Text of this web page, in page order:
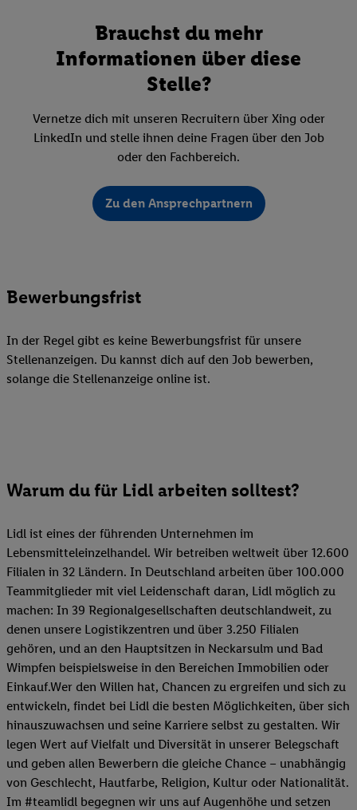
Brauchst du mehr
Informationen über diese
Stelle?
Vernetze dich mit unseren Recruitern über Xing oder
LinkedIn und stelle ihnen deine Fragen über den Job
oder den Fachbereich.
Zu den Ansprechpartnern
Bewerbungsfrist
In der Regel gibt es keine Bewerbungsfrist für unsere
Stellenanzeigen. Du kannst dich auf den Job bewerben,
solange die Stellenanzeige online ist.
Warum du für Lidl arbeiten solltest?
Lidl ist eines der führenden Unternehmen im
Lebensmitteleinzelhandel. Wir betreiben weltweit über 12.600
Filialen in 32 Ländern. In Deutschland arbeiten über 100.000
Teammitglieder mit viel Leidenschaft daran, Lidl möglich zu
machen: In 39 Regionalgesellschaften deutschlandweit, zu
denen unsere Logistikzentren und über 3.250 Filialen
gehören, und an den Hauptsitzen in Neckarsulm und Bad
Wimpfen beispielsweise in den Bereichen Immobilien oder
Einkauf.Wer den Willen hat, Chancen zu ergreifen und sich zu
entwickeln, findet bei Lidl die besten Möglichkeiten, über sich
hinauszuwachsen und seine Karriere selbst zu gestalten. Wir
legen Wert auf Vielfalt und Diversität in unserer Belegschaft
und geben allen Bewerbern die gleiche Chance – unabhängig
von Geschlecht, Hautfarbe, Religion, Kultur oder Nationalität.
Im #teamlidl begegnen wir uns auf Augenhöhe und setzen